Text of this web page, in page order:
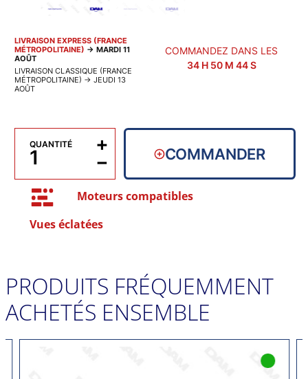
LIVRAISON EXPRESS (FRANCE
MÉTROPOLITAINE) → MARDI 11
AOÛT
LIVRAISON CLASSIQUE (FRANCE
MÉTROPOLITAINE) → JEUDI 13
AOÛT
COMMANDEZ DANS LES
34H 50M 43S
QUANTITÉ
−
+ COMMANDER
Moteurs compatibles
Vues éclatées
PRODUITS FRÉQUEMMENT
ACHETÉS ENSEMBLE